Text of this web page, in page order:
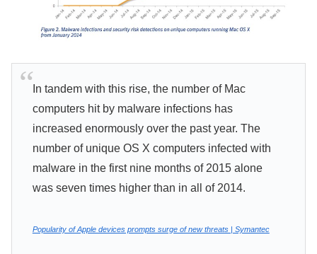
In tandem with this rise, the number of Mac
computers hit by malware infections has
increased enormously over the past year. The
number of unique OS X computers infected with
malware in the first nine months of 2015 alone
was seven times higher than in all of 2014.
Popularity of Apple devices prompts surge of new threats | Symantec